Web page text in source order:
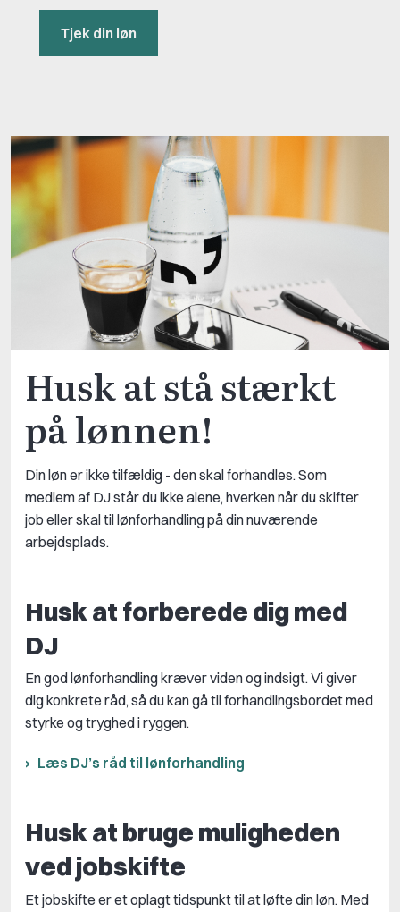
Tjek din løn
Husk at stå stærkt
på lønnen!
Din løn er ikke tilfældig - den skal forhandles. Som
medlem af DJ står du ikke alene, hverken når du skifter
job eller skal til lønforhandling på din nuværende
arbejdsplads.
Husk at forberede dig med
DJ
En god lønforhandling kræver viden og indsigt. Vi giver
dig konkrete råd, så du kan gå til forhandlingsbordet med
styrke og tryghed i ryggen.
Læs DJ’s råd til lønforhandling
Husk at bruge muligheden
ved jobskifte
Et jobskifte er et oplagt tidspunkt til at løfte din løn. Med